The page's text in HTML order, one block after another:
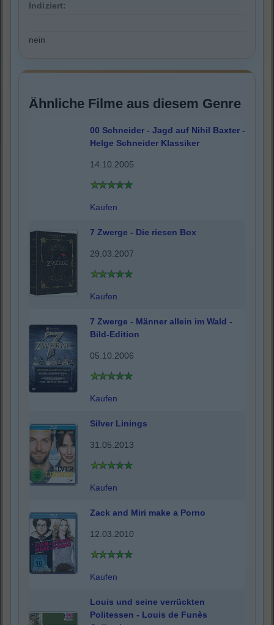
Indiziert:
nein
Ähnliche Filme aus diesem Genre
00 Schneider - Jagd auf Nihil Baxter -
Helge Schneider Klassiker
14.10.2005
Kaufen
7 Zwerge - Die riesen Box
29.03.2007
Kaufen
7 Zwerge - Männer allein im Wald -
Bild-Edition
05.10.2006
Kaufen
Silver Linings
31.05.2013
Kaufen
Zack and Miri make a Porno
12.03.2010
Kaufen
Louis und seine verrückten
Politessen - Louis de Funès